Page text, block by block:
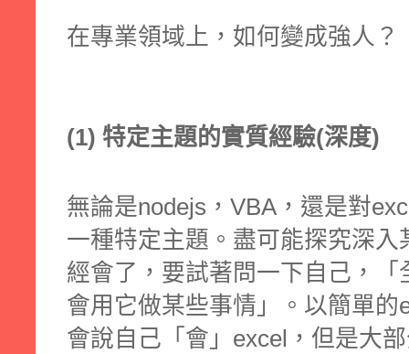
在專業領域上，如何變成強人？
(1) 特定主題的實質經驗(深度)
無論是nodejs，VBA，還是對
一種特定主題。盡可能探究深
經會了，要試著問一下自己，
會用它做某些事情」。以簡單
會說自己「會」excel，但是大